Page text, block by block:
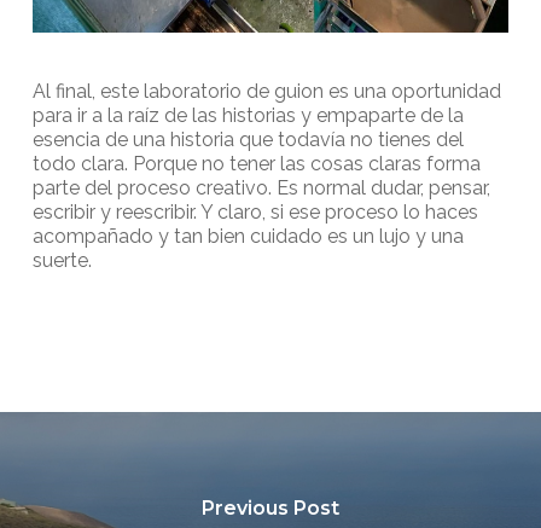
Al final, este laboratorio de guion es una oportunidad
para ir a la raíz de las historias y empaparte de la
esencia de una historia que todavía no tienes del
todo clara. Porque no tener las cosas claras forma
parte del proceso creativo. Es normal dudar, pensar,
escribir y reescribir. Y claro, si ese proceso lo haces
acompañado y tan bien cuidado es un lujo y una
suerte.
Previous Post